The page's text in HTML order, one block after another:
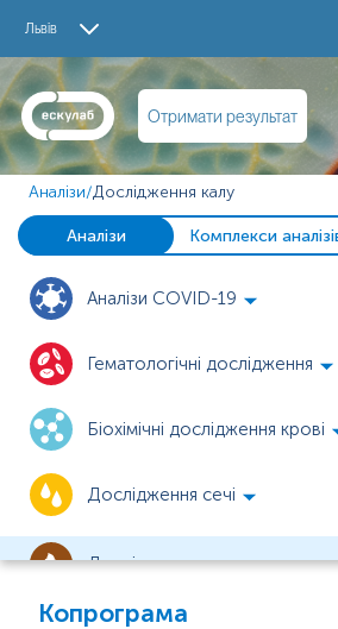
Львів
Отримати результат
Аналізи/Дослідження калу
Аналізи Комплекси
Аналізи COVID-19
Гематологічні дослідження
Біохімічні дослідження крові
Дослідження сечі
Дослідження калу
Загальний аналіз калу/
Копрограма